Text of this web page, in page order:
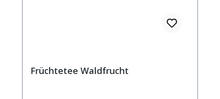
Früchtetee Waldfrucht